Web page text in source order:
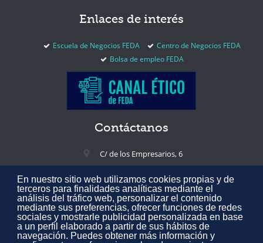
En nuestro sitio web utilizamos cookies propias y de
terceros para finalidades analíticas mediante el
análisis del tráfico web, personalizar el contenido
mediante sus preferencias, ofrecer funciones de redes
sociales y mostrarle publicidad personalizada en base
a un perfil elaborado a partir de sus hábitos de
navegación. Puedes obtener más información y
Enlaces de interés
Escuela de Negocios FEDA
Centro de Negocios FEDA
Bolsa de empleo FEDA
Contáctanos
C/ de los Empresarios, 6
02005 Albacete, España
+34 967 217 300
feda@feda.es